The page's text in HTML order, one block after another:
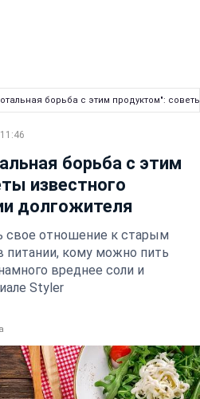
борьба с этим продуктом":
борьба с этим
известного
долгожителя
свое отношение к старым
питании, кому можно пить
вреднее соли и
Styler